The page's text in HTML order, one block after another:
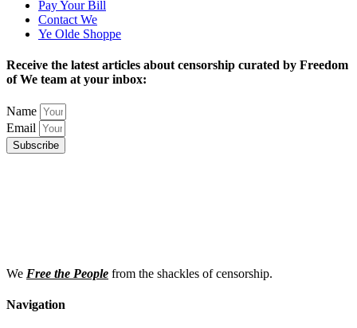
Pay Your Bill
Contact We
Ye Olde Shoppe
Receive the latest articles about censorship curated by Freedom
of We team at your inbox:
Name
Email
Subscribe
We Free the People from the shackles of censorship.
Navigation